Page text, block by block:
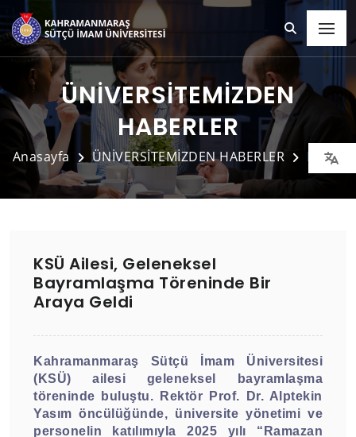
ÜNİVERSİTEMİZDEN
HABERLER
Anasayfa ÜNİVERSİTEMİZDEN HABERLER Detay
KSÜ Ailesi, Geleneksel
Bayramlaşma Töreninde Bir
Araya Geldi
Kahramanmaraş Sütçü İmam Üniversitesi
(KSÜ) ailesi geleneksel bayramlaşma
töreninde buluştu. Rektör Prof. Dr. Alptekin
Yasım öncülüğünde, üniversite yönetimi ve
personelin katılımıyla 2025 yılı “Ramazan